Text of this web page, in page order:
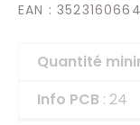
EAN :
Quantité
Info PCB : 24